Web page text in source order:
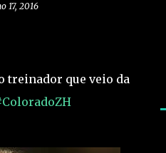
17, 2016
treinador que veio da